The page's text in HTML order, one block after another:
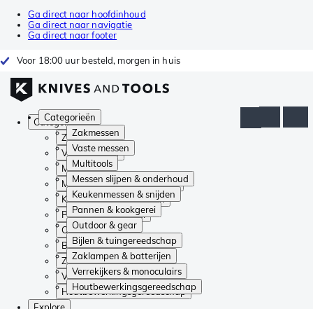
Ga direct naar hoofdinhoud
Ga direct naar navigatie
Ga direct naar footer
Voor 18:00 uur besteld, morgen in huis
Categorieën
Zakmessen
Vaste messen
Multitools
Messen slijpen & onderhoud
Keukenmessen & snijden
Pannen & kookgerei
Outdoor & gear
Bijlen & tuingereedschap
Zaklampen & batterijen
Verrekijkers & monoculairs
Houtbewerkingsgereedschap
Categorieën
Zakmessen
Vaste messen
Multitools
Messen slijpen & onderhoud
Keukenmessen & snijden
Pannen & kookgerei
Outdoor & gear
Bijlen & tuingereedschap
Zaklampen & batterijen
Verrekijkers & monoculairs
Houtbewerkingsgereedschap